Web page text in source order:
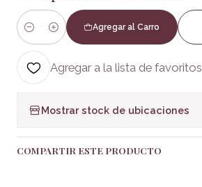
Cantidad
Agregar al Carro
Agregar a la lista de favoritos
Mostrar stock de ubicaciones
COMPARTIR ESTE PRODUCTO